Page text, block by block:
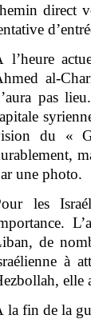
direct
l’heure
al-
pas
du «
une photo.
les
de
à
elle
la fin de la